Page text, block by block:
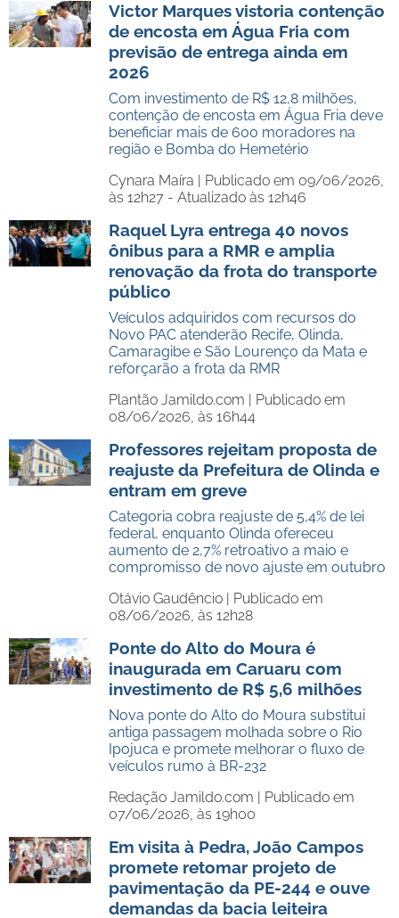
Victor Marques vistoria contenção
de encosta em Água Fria com
previsão de entrega ainda em
2026
Com investimento de R$ 12,8 milhões,
contenção de encosta em Água Fria deve
beneficiar mais de 600 moradores na
região e Bomba do Hemetério
Cynara Maíra | Publicado em 09/06/2026,
às 12h27 - Atualizado às 12h46
Raquel Lyra entrega 40 novos
ônibus para a RMR e amplia
renovação da frota do transporte
público
Veículos adquiridos com recursos do
Novo PAC atenderão Recife, Olinda,
Camaragibe e São Lourenço da Mata e
reforçarão a frota da RMR
Plantão Jamildo.com | Publicado em
08/06/2026, às 16h44
Professores rejeitam proposta de
reajuste da Prefeitura de Olinda e
entram em greve
Categoria cobra reajuste de 5,4% de lei
federal, enquanto Olinda ofereceu
aumento de 2,7% retroativo a maio e
compromisso de novo ajuste em outubro
Otávio Gaudêncio | Publicado em
08/06/2026, às 12h28
Ponte do Alto do Moura é
inaugurada em Caruaru com
investimento de R$ 5,6 milhões
Nova ponte do Alto do Moura substitui
antiga passagem molhada sobre o Rio
Ipojuca e promete melhorar o fluxo de
veículos rumo à BR-232
Redação Jamildo.com | Publicado em
07/06/2026, às 19h00
Em visita à Pedra, João Campos
promete retomar projeto de
pavimentação da PE-244 e ouve
demandas da bacia leiteira